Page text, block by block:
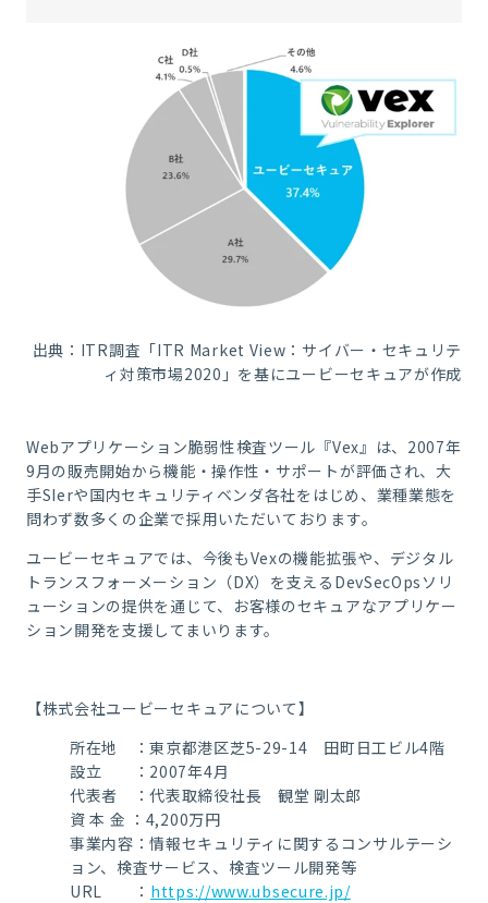
出典：ITR調査「ITR Market View：サイバー・セキュリテ
ィ対策市場2020」を基にユービーセキュアが作成
Webアプリケーション脆弱性検査ツール『Vex』は、2007年
9月の販売開始から機能・操作性・サポートが評価され、大
手SIerや国内セキュリティベンダ各社をはじめ、業種業態を
問わず数多くの企業で採用いただいております。
ユービーセキュアでは、今後もVexの機能拡張や、デジタル
トランスフォーメーション（DX）を支えるDevSecOpsソリ
ューションの提供を通じて、お客様のセキュアなアプリケー
ション開発を支援してまいります。
【株式会社ユービーセキュアについて】
所在地 ：東京都港区芝5-29-14 田町日工ビル4階
設立 ：2007年4月
代表者 ：代表取締役社長 観堂 剛太郎
資 本 金 ：4,200万円
事業内容：情報セキュリティに関するコンサルテーシ
ョン、検査サービス、検査ツール開発等
URL ： https://www.ubsecure.jp/